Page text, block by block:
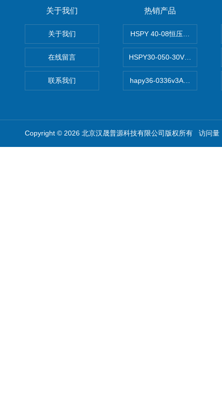
关于我们
关于我们
在线留言
联系我们
热销产品
HSPY 40-08恒压恒流恒功率
HSPY30-050-30V/-05A可调
hapy36-0336v3A高精度小型
Copyright © 2026 北京汉晟普源科技有限公司版权所有 访问量